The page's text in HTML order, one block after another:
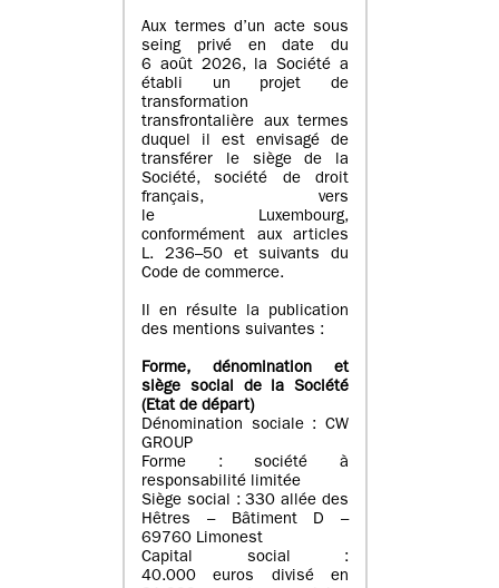
Aux termes d’un acte sous
seing privé en date du
6 août 2026, la Société a
établi un projet de
transformation
transfrontalière aux termes
duquel il est envisagé de
transférer le siège de la
Société, société de droit
français, vers
le Luxembourg,
conformément aux articles
L. 236–50 et suivants du
Code de commerce.
Il en résulte la publication
des mentions suivantes :
Forme, dénomination et
siège social de la Société
(Etatde départ)
Dénomination sociale : CW
GROUP
Forme : société à
responsabilité limitée
Siège social : 330 allée des
Hêtres – Bâtiment D –
69760 Limonest
Capital social :
40.000 euros divisé en